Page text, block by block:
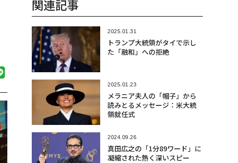
関連記事
2025.01.31
トランプ大統領がタイで示し
た「融和」への拒絶
2025.01.23
メラニア夫人の「帽子」から
読みとるメッセージ：米大統
領就任式
2024.09.26
真田広之の「1分89ワード」に
凝縮された熱く深いスピー